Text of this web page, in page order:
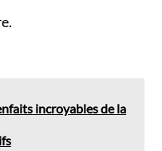
incroyables de la